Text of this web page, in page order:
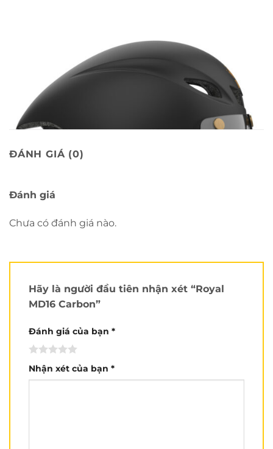
Mục lục bài viết
Reivew chi tiết nón xe đạp Royal MD16 carbon:
Reivew chi tiết nón xe đạp
ĐÁNH GIÁ (0)
Đánh giá
Chưa có đánh giá nào.
Hãy là người đầu tiên nhận xét “Royal
MD16 Carbon”
Đánh giá của bạn *
Nhận xét của bạn *